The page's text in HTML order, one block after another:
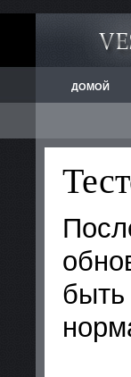
ДОМОЙ
быть